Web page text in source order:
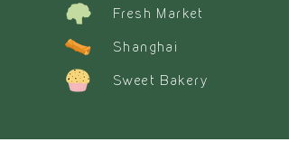
Fresh Market
Shanghai
Sweet Bakery